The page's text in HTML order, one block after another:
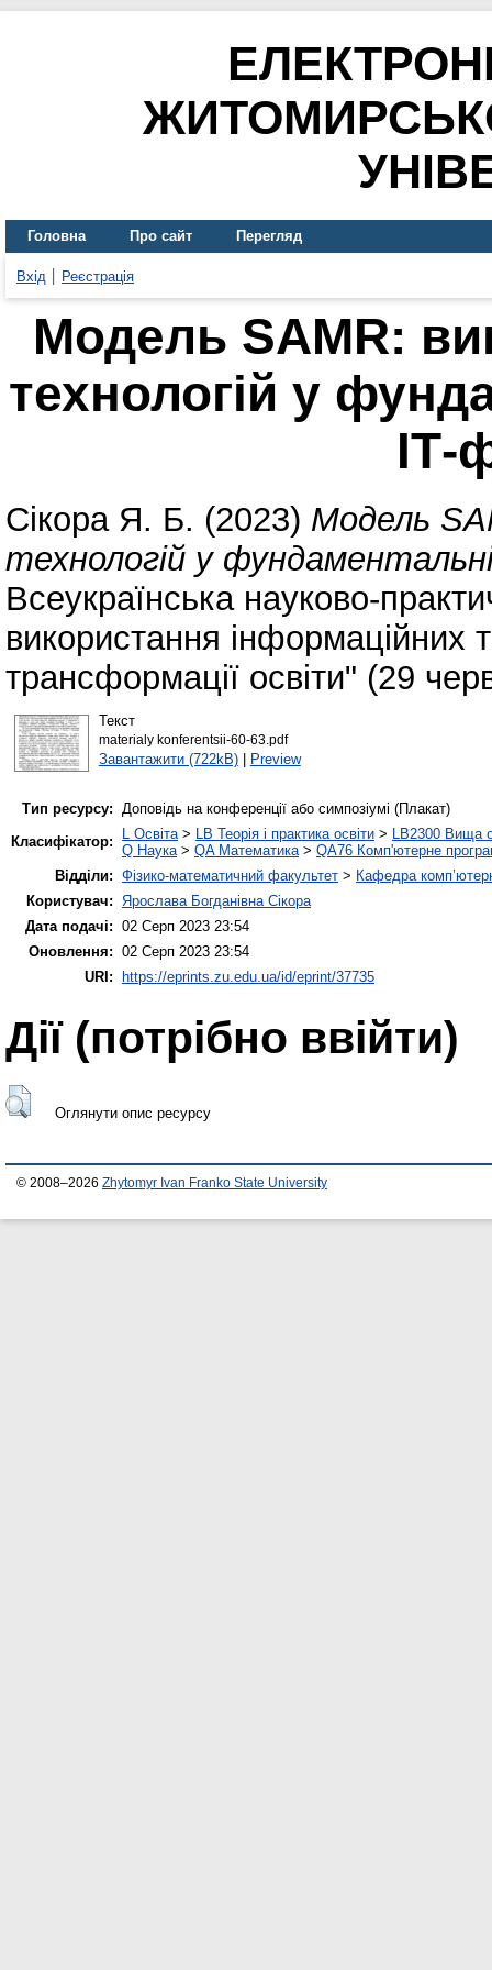
Головна Про сайт Перегляд
Вхід Реєстрація
Модель SAMR:
технологій у
ІТ-
Сікора Я. Б. (2023) Модель
технологій у
Всеукраїнська науково-
використання інформаційних
трансформації освіти" (29
Текст
materialy konferentsii-60-63.pdf
Завантажити (722kB)| Preview
Тип ресурсу: Доповідь на конференції або симпозіумі (Плакат)
Класифікатор:
L Освіта> LB Теорія і практика освіти > LB2300 Вища
Q Наука> QA Математика> QA76 Комп'ютерне
Відділи: Фізико-математичний факультет > Кафедра
Користувач: Ярослава Богданівна Сікора
Дата подачі: 02 Серп 2023 23:54
Оновлення: 02 Серп 2023 23:54
URI:
https://eprints.zu.edu.ua/id/eprint/37735
Дії ​​(потрібно ввійти)
Оглянути опис ресурсу
© 2008–2026 Zhytomyr Ivan Franko State University